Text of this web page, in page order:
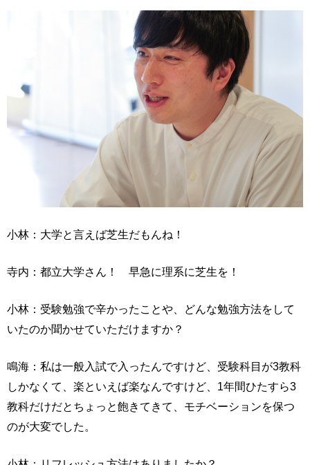
小林：大学と言えば芝生だもんね！
寺内：都立大学さん！ 早急に理系に芝生を！
小林：受験勉強で辛かったことや、どんな勉強方法をして
いたのか聞かせていただけますか？
鳴海：私は一般入試で入ったんですけど、受験科目が3教科
しかなくて、楽といえば楽なんですけど、1年間ひたすら3
教科だけだとちょっと飽きてきて、モチベーションを保つ
のが大変でした。